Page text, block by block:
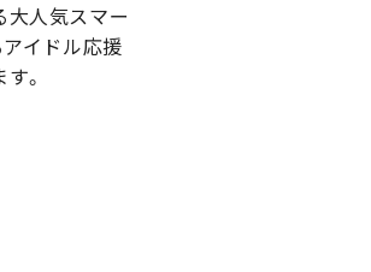
大人気スマー
アイドル応援
。